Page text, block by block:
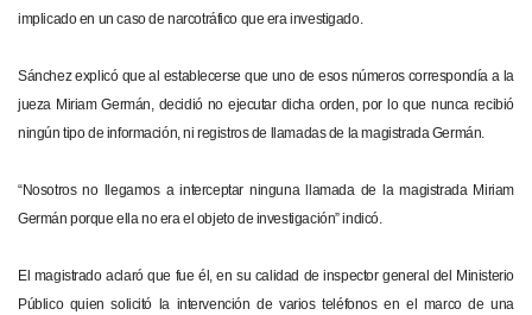
implicado en un caso de narcotráfico que era investigado.
Sánchez explicó que al establecerse que uno de esos números correspondía a la
jueza Miriam Germán, decidió no ejecutar dicha orden, por lo que nunca recibió
ningún tipo de información, ni registros de llamadas de la magistrada Germán.
“Nosotros no llegamos a interceptar ninguna llamada de la magistrada Miriam
Germán porque ella no era el objeto de investigación” indicó.
El magistrado aclaró que fue él, en su calidad de inspector general del Ministerio
Público quien solicitó la intervención de varios teléfonos en el marco de una